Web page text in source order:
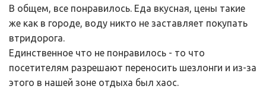
В общем, все понравилось. Еда вкусная, цены такие
же как в городе, воду никто не заставляет покупать
втридорога.
Единственное что не понравилось - то что
посетителям разрешают переносить шезлонги и из-за
этого в нашей зоне отдыха был хаос.